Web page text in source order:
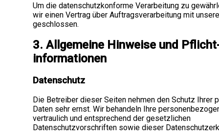
Um die datenschutzkonforme Verarbeitung zu
wir einen Vertrag über Auftragsverarbeitung mit
geschlossen.
3. Allgemeine Hinweise und
informationen
Datenschutz
Die Betreiber dieser Seiten nehmen den Schutz Ihrer
Daten sehr ernst. Wir behandeln Ihre
vertraulich und entsprechend der gesetzlichen
Datenschutzvorschriften sowie dieser